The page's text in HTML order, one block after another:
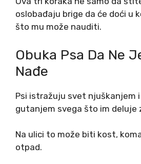
oslobađaju brige da će doći u
što mu može nauditi.
Obuka Psa Da Ne
Nađe
Psi istražuju svet njuškanjem
gutanjem svega što im deluje
Na ulici to može biti kost,
otpad.